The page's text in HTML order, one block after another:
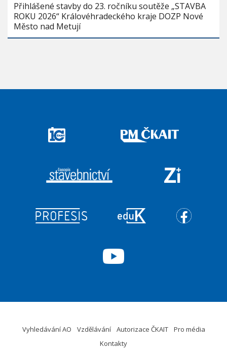
Přihlášené stavby do 23. ročníku soutěže „STAVBA
ROKU 2026“ Královéhradeckého kraje DOZP Nové
Město nad Metují
Vyhledávání AO Vzdělávání Autorizace ČKAIT
Pro média
Kontakty